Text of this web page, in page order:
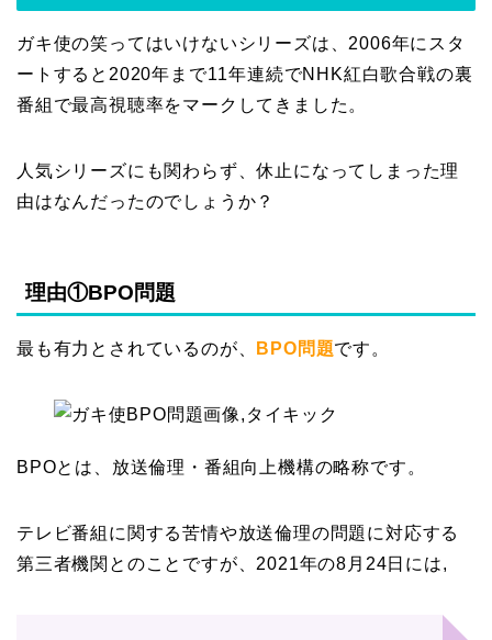
ガキ使の笑ってはいけないシリーズは、2006年にスタ
ートすると2020年まで11年連続でNHK紅白歌合戦の裏
番組で最高視聴率をマークしてきました。
人気シリーズにも関わらず、休止になってしまった理
由はなんだったのでしょうか？
理由①BPO問題
最も有力とされているのが、 BPO問題です。
BPOとは、 放送倫理・番組向上機構の略称です。
テレビ番組に関する苦情や放送倫理の問題に対応する
第三者機関とのことですが、2021年の8月24日には,